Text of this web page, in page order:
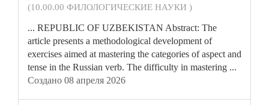
(10.00.00 ФИЛОЛОГИЧЕСКИЕ НАУКИ )
... REPUBLIC OF UZBEKISTAN Abstract: The
article presents a methodological development of
exercises aimed at mastering the categories of aspect and
tense in the Russian verb. The difficulty in mastering ...
Создано 08 апреля 2026